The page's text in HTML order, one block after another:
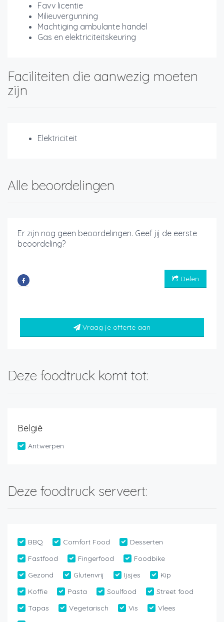
Favv licentie
Milieuvergunning
Machtiging ambulante handel
Gas en elektriciteitskeuring
Faciliteiten die aanwezig moeten
zijn
Elektriciteit
Alle beoordelingen
Er zijn nog geen beoordelingen. Geef jij de eerste
beoordeling?
Delen
Vraag je offerte aan
Deze foodtruck komt tot:
België
Antwerpen
Deze foodtruck serveert:
BBQ Comfort Food
Desserten
Fastfood
Fingerfood
Foodbike
Gezond
Glutenvrij Ijsjes
Kip
Koffie
Pasta Soulfood
Street food
Tapas
Vegetarisch Vis
Vlees